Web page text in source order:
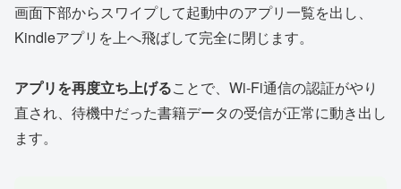
画面下部からスワイプして起動中のアプリ一覧を出し、
Kindleアプリを上へ飛ばして完全に閉じます。
アプリを再度立ち上げることで、Wi-Fi通信の認証がやり
直され、待機中だった書籍データの受信が正常に動き出し
ます。